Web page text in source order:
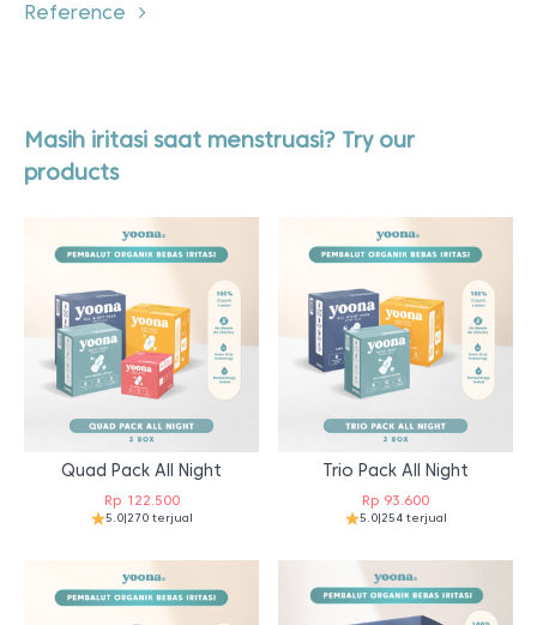
Reference
Masih iritasi saat menstruasi? Try our
products
Quad Pack All Night
Rp122.500
5.0|270 terjual
Trio Pack All Night
Rp 93.600
5.0|254 terjual